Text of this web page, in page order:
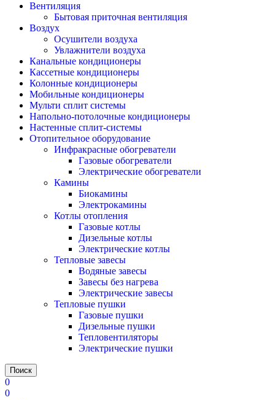
Вентиляция
Бытовая приточная вентиляция
Воздух
Осушители воздуха
Увлажнители воздуха
Канальные кондиционеры
Кассетные кондиционеры
Колонные кондиционеры
Мобильные кондиционеры
Мульти сплит системы
Напольно-потолочные кондиционеры
Настенные сплит-системы
Отопительное оборудование
Инфракрасные обогреватели
Газовые обогреватели
Электрические обогреватели
Камины
Биокамины
Электрокамины
Котлы отопления
Газовые котлы
Дизельные котлы
Электрические котлы
Тепловые завесы
Водяные завесы
Завесы без нагрева
Электрические завесы
Тепловые пушки
Газовые пушки
Дизельные пушки
Тепловентиляторы
Электрические пушки
Поиск
0
0